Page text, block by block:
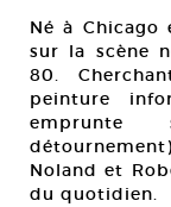
Né à Chicago
sur la scène
80.
peinture
emprunte
Noland et
du quotidien.